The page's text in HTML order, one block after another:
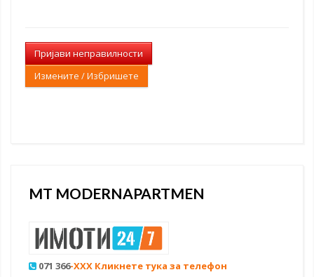
Пријави неправилности
Измените / Избришете
MT MODERNAPARTMEN
071 366-XXX Кликнете тука за телефон